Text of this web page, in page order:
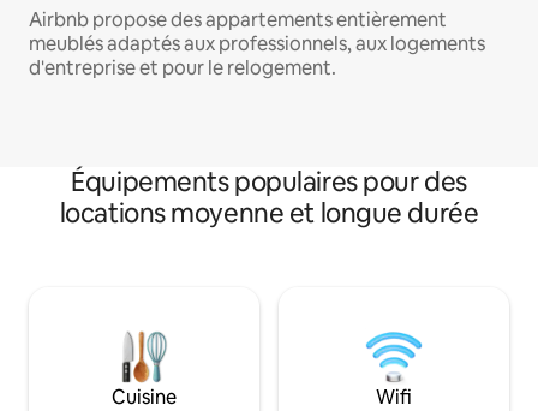
Airbnb propose des appartements entièrement
meublés adaptés aux professionnels, aux logements
d'entreprise et pour le relogement.
Équipements populaires pour des
locations moyenne et longue durée
Cuisine Wifi